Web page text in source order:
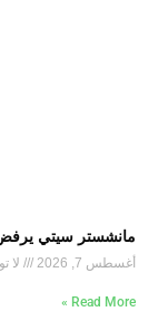
مانشستر سيتي
أغسطس 7, 2026 لا
Read More »